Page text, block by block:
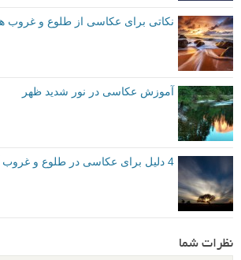
نکاتی برای عکاسی از طلوع و غروب
آموزش عکاسی در نور شدید ظهر
4 دلیل برای عکاسی در طلوع و غروب آفتاب
نظرات شما